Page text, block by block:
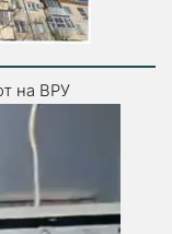
на ВРУ